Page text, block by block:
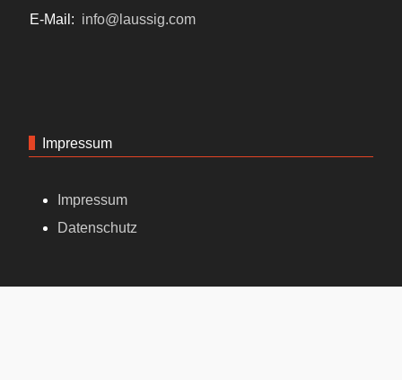
E-Mail: info@laussig.com
Impressum
Impressum
Datenschutz